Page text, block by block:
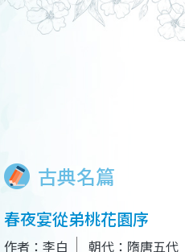
古典名篇
春夜宴從弟桃花園序
作者：李白 朝代：隋唐五代